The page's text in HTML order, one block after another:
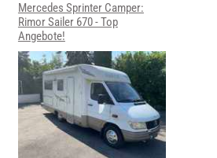
Mercedes Sprinter Camper:
Rimor Sailer 670 - Top
Angebote!